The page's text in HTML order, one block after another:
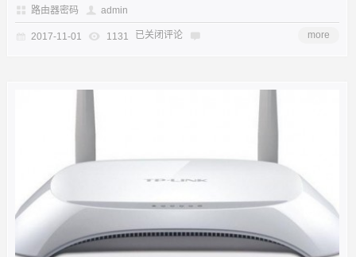
路由器密码 admin
2017-11-01 1131 已关闭评论 more